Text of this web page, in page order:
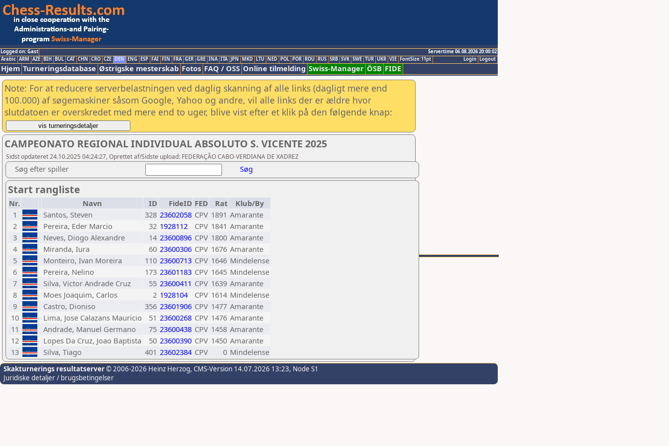
Logged on: Gast
Servertime 06.08.2026 20:00:02
Logout
Login
Arabic ARM AZE BIH BUL CAT CHN CRO CZE DEN ENG ESP FAI FIN FRA GER GRE INA ITA JPN MKD LTU NED POL POR ROU RUS SRB SVK SWE TUR UKR VIE FontSize:11pt
Hjem Turneringsdatabase Østrigske mesterskab Fotos FAQ / OSS Online tilmelding Swiss-Manager ÖSB FIDE
Note: For at reducere serverbelastningen ved daglig skanning af alle links (dagligt mere end
100.000) af søgemaskiner såsom Google, Yahoo og andre, vil alle links der er ældre hvor
slutdatoen er overskredet med mere end to uger, blive vist efter et klik på den følgende knap:
CAMPEONATO REGIONAL INDIVIDUAL ABSOLUTO S. VICENTE 2025
Sidst opdateret 24.10.2025 04:24:27, Oprettet af/Sidste upload: FEDERAÇÃO CABO-VERDIANA DE XADREZ
Søg efter spiller Søg
Start rangliste
Nr. Navn ID FideID FED Rat
Klub/By
1
Santos, Steven 328 23602058 CPV 1891 Amarante
2
Pereira, Eder Marcio 32 1928112 CPV 1841 Amarante
3
Neves, Diogo Alexandre 14 23600896 CPV 1800 Amarante
4
Miranda, Iura 60 23600306 CPV 1676 Amarante
5
Monteiro, Ivan Moreira 110 23600713 CPV 1646 Mindelense
6
Pereira, Nelino 173 23601183 CPV 1645 Mindelense
7
Silva, Victor Andrade Cruz 55 23600411 CPV 1639 Amarante
8
Moes Joaquim, Carlos 2 1928104 CPV 1614 Mindelense
9
Castro, Dioniso 356 23601906 CPV 1477 Amarante
10
Lima, Jose Calazans Mauricio 51 23600268 CPV 1476 Amarante
11
Andrade, Manuel Germano 75 23600438 CPV 1458 Amarante
12
Lopes Da Cruz, Joao Baptista 50 23600390 CPV 1450 Amarante
13
Silva, Tiago 401 23602384 CPV 0 Mindelense
Skakturnerings resultatserver© 2006-2026 Heinz Herzog, CMS-Version 14.07.2026 13:23, Node S1
Juridiske detaljer / brugsbetingelser